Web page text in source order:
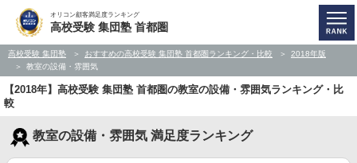
オリコン顧客満足度ランキング
高校受験 集団塾 首都圏
高校受験 集団塾 おすすめの高校受験 集団塾 首都圏ランキング・比較
2018年版
教室の設備・雰囲気
【2018年】高校受験 集団塾 首都圏の教室の設備・雰囲気ランキング・比
較
教室の設備・雰囲気 満足度ランキング